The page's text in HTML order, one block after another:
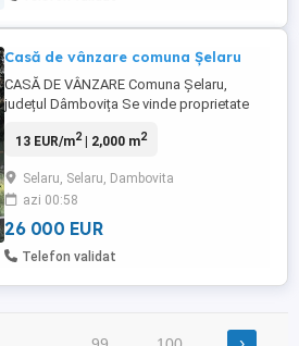
Casă de vânzare comuna Șelaru
CASĂ DE VÂNZARE Comuna Șelaru,
județul Dâmbovița Se vinde proprietate
Dâmbovița, compusă din teren în
cărămidă cu placă turnată. Teren generos
2.000 mp Casă construită din cărămidă
Placă din beton turnată Necesită
13 EUR/m2| 2,000 m2
Selaru, Selaru, Dambovita
azi 00:58
26 000 EUR
Telefon validat